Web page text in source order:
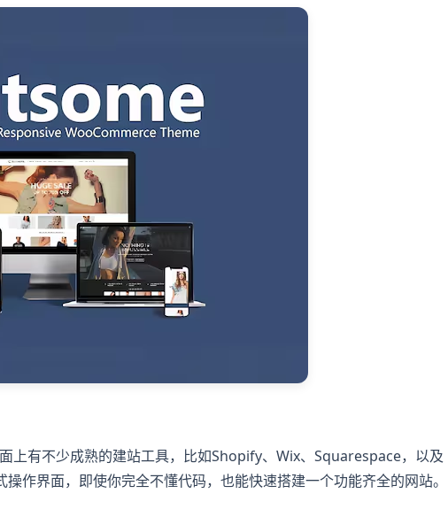
上有不少成熟的建站工具，比如Shopify、Wix、Squarespace，以及
作界面，即使你完全不懂代码，也能快速搭建一个功能齐全的网站。